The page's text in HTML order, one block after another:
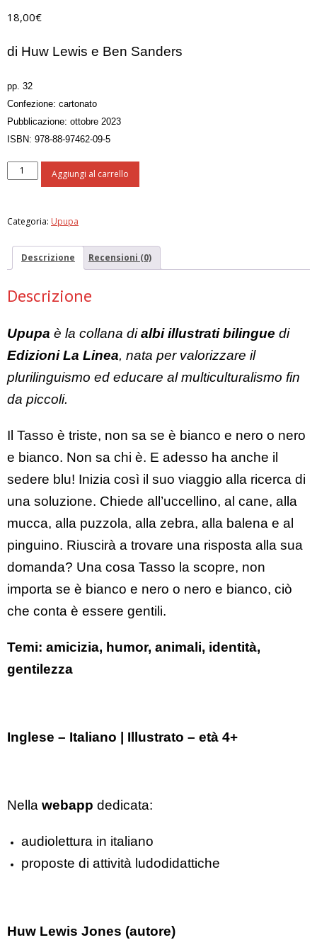
18,00€
di Huw Lewis e Ben Sanders
pp. 32
Confezione: cartonato
Pubblicazione: ottobre 2023
ISBN: 978-88-97462-09-5
tasso
Aggiungi al carrello
Categoria: Upupa
Descrizione Recensioni (0)
Descrizione
Upupa è la collana dialbi illustrati bilingue di
Edizioni La Linea, nata per valorizzare il
plurilinguismo ed educare al multiculturalismo fin
da piccoli.
Il Tasso è triste, non sa se è bianco e nero o nero
e bianco. Non sa chi è. E adesso ha anche il
sedere blu! Inizia così il suo viaggio alla ricerca di
una soluzione. Chiede all’uccellino, al cane, alla
mucca, alla puzzola, alla zebra, alla balena e al
pinguino. Riuscirà a trovare una risposta alla sua
domanda? Una cosa Tasso la scopre, non
importa se è bianco e nero o nero e bianco, ciò
che conta è essere gentili.
Temi: amicizia, humor, animali, identità,
gentilezza
Inglese – Italiano | Illustrato – età 4+
Nella webapp dedicata:
audiolettura in italiano
proposte di attività ludodidattiche
Huw Lewis Jones (autore)